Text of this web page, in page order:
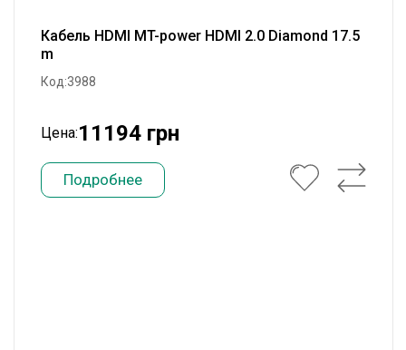
Кабель HDMI MT-power HDMI 2.0 Diamond 17.5
m
Код:3988
Цена:11194 грн
Подробнее